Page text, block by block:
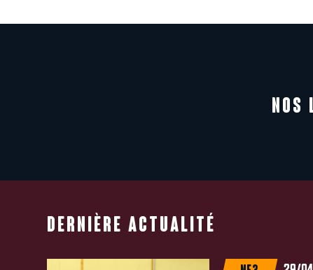
NOS
DERNIÈRE ACTUALITÉ